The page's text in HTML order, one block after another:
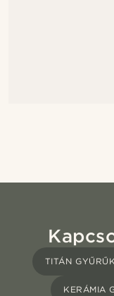
TITÁN GYŰRŰK
KERÁMIA